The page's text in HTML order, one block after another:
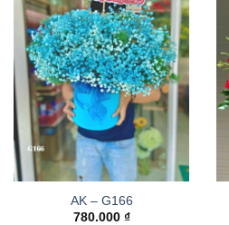
AK – G166
780.000 ₫